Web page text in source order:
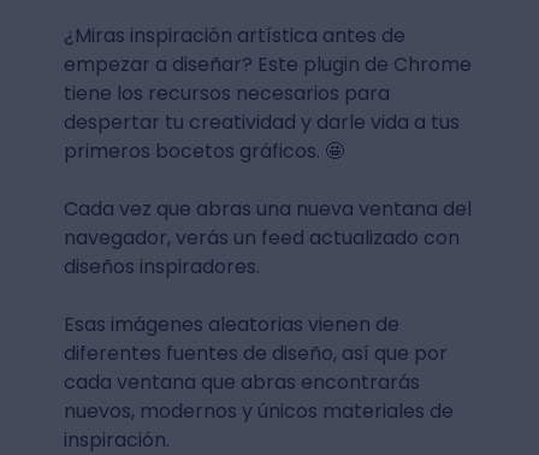
¿Miras inspiración artística antes de
empezar a diseñar? Este plugin de Chrome
tiene los recursos necesarios para
despertar tu creatividad y darle vida a tus
primeros bocetos gráficos. 🤩
Cada vez que abras una nueva ventana del
navegador, verás un feed actualizado con
diseños inspiradores.
Esas imágenes aleatorias vienen de
diferentes fuentes de diseño, así que por
cada ventana que abras encontrarás
nuevos, modernos y únicos materiales de
inspiración.